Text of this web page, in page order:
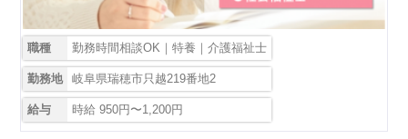
職種 勤務時間相談OK｜特養｜介護福祉士
勤務地 岐阜県瑞穂市只越219番地2
給与 時給 950円〜1,200円